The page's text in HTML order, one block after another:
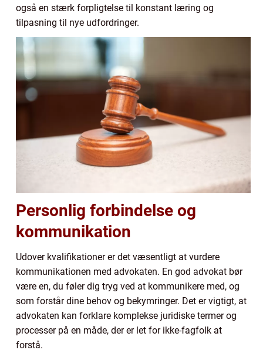
også en stærk forpligtelse til konstant læring og
tilpasning til nye udfordringer.
Personlig forbindelse og
kommunikation
Udover kvalifikationer er det væsentligt at vurdere
kommunikationen med advokaten. En god advokat bør
være en, du føler dig tryg ved at kommunikere med, og
som forstår dine behov og bekymringer. Det er vigtigt, at
advokaten kan forklare komplekse juridiske termer og
processer på en måde, der er let for ikke-fagfolk at
forstå.